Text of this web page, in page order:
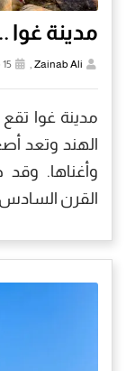
مدينة غوا
Zainab Ali
,
مدينة غوا
الهند وتعد
وأغناها. وقد
القرن